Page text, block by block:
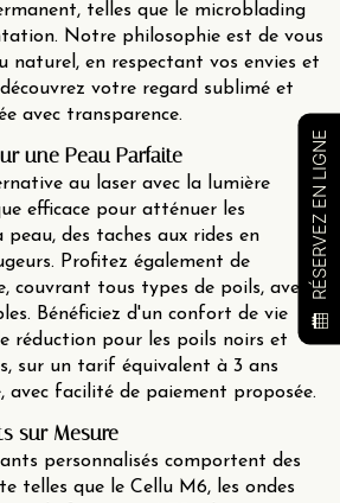
telles que le microblading
Notre philosophie est de vous
naturel, en respectant vos envies et
votre regard sublimé et
avec transparence.
une Peau Parfaite
au laser avec la lumière
efficace pour atténuer les
des taches aux rides en
Profitez également de
couvrant tous types de poils, avec
Bénéficiez d'un confort de vie
réduction pour les poils noirs et
sur un tarif équivalent à 3 ans
avec facilité de paiement proposée.
sur Mesure
personnalisés comportent des
telles que le Cellu M6, les ondes
RÉSERVEZ EN LIGNE